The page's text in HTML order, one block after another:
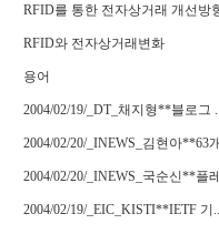
RFID를 통한 전자상거래 개선방
RFID와 전자상거래변화
용어
2004/02/19/_DT_채지형**블로그
2004/02/20/_INEWS_김현아**63
2004/02/20/_INEWS_국순신**플
2004/02/19/_EIC_KISTI**IETF 기